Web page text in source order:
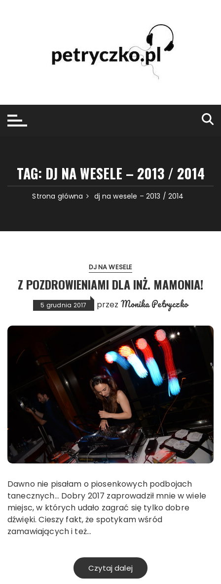
TAG: DJ NA WESELE – 2013 / 2014
Strona główna dj na wesele – 2013 / 2014
DJ NA WESELE
Z POZDROWIENIAMI DLA INŻ. MAMONIA!
5 grudnia 2017 przez Monika Petryczko
Dawno nie pisałam o piosenkowych podbojach
tanecznych… Dobry 2017 zaprowadził mnie w wiele
miejsc, w których udało zagrać się tylko dobre
dźwięki. Cieszy fakt, że spotykam wśród
zamawiających i też…
Czytaj dalej